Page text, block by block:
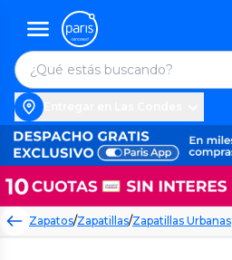
Zapatos/Zapatillas/Zapatillas Urbanas